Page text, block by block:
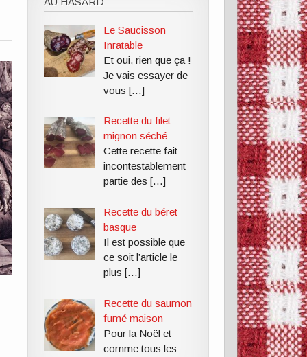
Le Saucisson
Inratable
Et oui, rien que ça !
Je vais essayer de
vous […]
Recette du filet
mignon séché
Cette recette fait
incontestablement
partie des […]
Recette du béret
basque
Il est possible que
ce soit l’article le
plus […]
Recette du saumon
fumé maison
Pour la Noël et
comme tous les